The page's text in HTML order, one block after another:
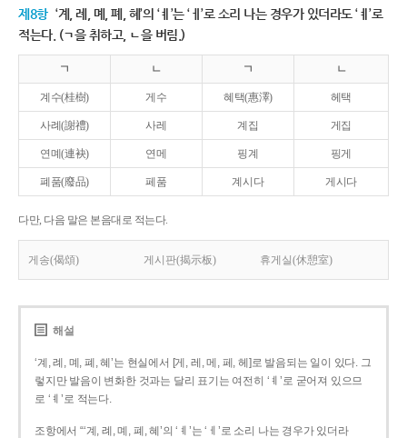
제8항 ‘계, 례, 몌, 폐, 혜’의 ‘ㅖ’는 ‘ㅔ’로 소리 나는 경우가 있더라도 ‘ㅖ’로
적는다. (ㄱ을 취하고, ㄴ을 버림.)
ㄱ ㄴ ㄱ ㄴ
계수(桂樹) 게수 혜택(惠澤) 헤택
사례(謝禮) 사레 계집 게집
연몌(連袂) 연메 핑계 핑게
폐품(廢品) 페품 계시다 게시다
다만, 다음 말은 본음대로 적는다.
게송(偈頌) 게시판(揭示板) 휴게실(休憩室)
해설
‘계, 례, 몌, 폐, 혜’는 현실에서 [게, 레, 메, 페, 헤]로 발음되는 일이 있다. 그
렇지만 발음이 변화한 것과는 달리 표기는 여전히 ‘ㅖ’로 굳어져 있으므
로 ‘ㅖ’로 적는다.
조항에서 “‘계, 례, 몌, 폐, 혜’의 ‘ㅖ’는 ‘ㅔ’로 소리 나는 경우가 있더라